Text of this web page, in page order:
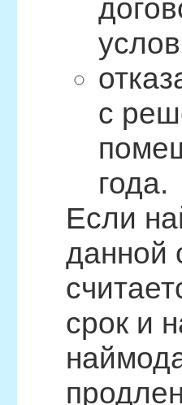
с
года.
Если
данной
срок и